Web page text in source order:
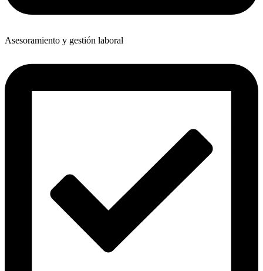
Asesoramiento y gestión laboral